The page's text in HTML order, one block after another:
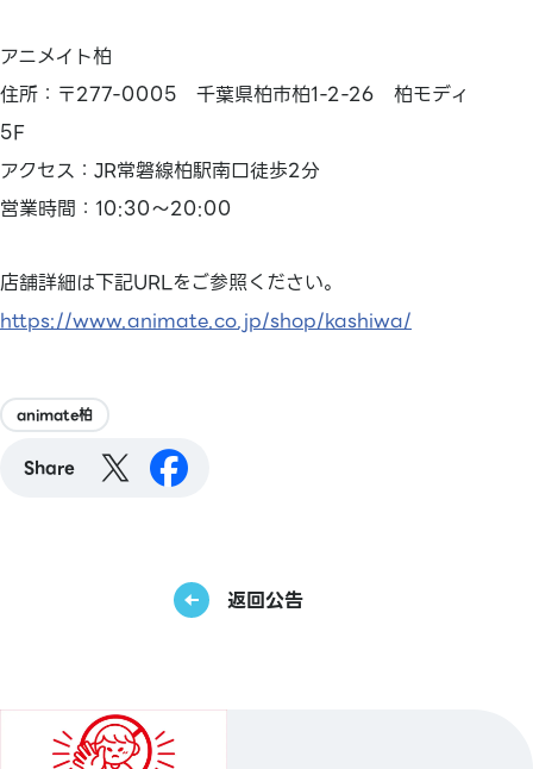
アニメイト柏
住所：〒277-0005 千葉県柏市柏1-2-26 柏モディ
5F
アクセス：JR常磐線柏駅南口徒歩2分
営業時間：10:30～20:00
店舗詳細は下記URLをご参照ください。
https://www.animate.co.jp/shop/kashiwa/
animate柏
Share
返回公告